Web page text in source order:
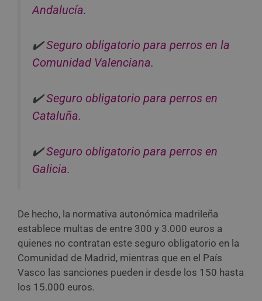
Andalucía.
✔️Seguro obligatorio para perros en la
Comunidad Valenciana.
✔️Seguro obligatorio para perros en
Cataluña.
✔️Seguro obligatorio para perros en
Galicia.
De hecho, la normativa autonómica madrileña
establece multas de entre 300 y 3.000 euros a
quienes no contratan este seguro obligatorio en la
Comunidad de Madrid, mientras que en el País
Vasco las sanciones pueden ir desde los 150 hasta
los 15.000 euros.